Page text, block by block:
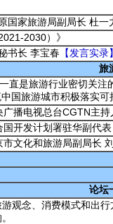
国家旅游局副局长 杜一
2030）》
书长 李宝春 【发言实录
旅
是旅游行业密切关注
国旅游城市积极落实
广播电视总台CGTN主持
国开发计划署驻华副代
市文化和旅游局副局长
论坛
念、消费模式和出行